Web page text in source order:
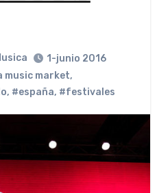
1-junio 2016
music market,
, #españa, #festivales